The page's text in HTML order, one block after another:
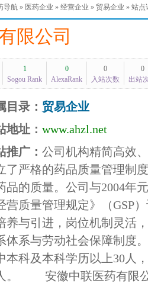
导航 » 医药企业 » 经营企业 » 贸易企业 » 站
限公司
1
Sogou Rank
0
AlexaRank
0
入站次数
0
出站
目录： 贸易企业
地址： www.ahzl.net
推广： 公司机构精简高效
了严格的药品质量管理制
品的质量。公司与2004年
营质量管理规定》（
养与引进，岗位机制灵活
体系与劳动社会保障制度
本科及本科学历以上30人
。 安徽中联医药有限公